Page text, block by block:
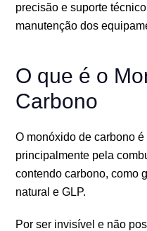
precisão e suporte
manutenção dos
O que é o
Carbono
O monóxido de carbono
principalmente pela
contendo carbono, como
natural e GLP.
Por ser invisível e não